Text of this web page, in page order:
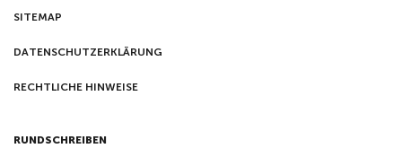
SITEMAP
DATENSCHUTZERKLÄRUNG
RECHTLICHE HINWEISE
RUNDSCHREIBEN